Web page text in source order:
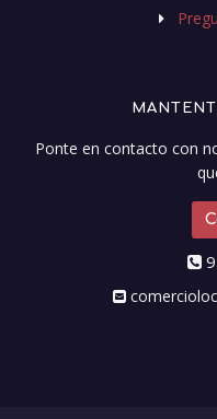
Ponte en contacto con